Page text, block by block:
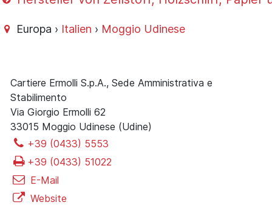
Europa › Italien › Moggio Udinese
Cartiere Ermolli S.p.A., Sede Amministrativa e
Stabilimento
Via Giorgio Ermolli 62
33015 Moggio Udinese (Udine)
+39 (0433) 5553
+39 (0433) 51022
E-Mail
Website